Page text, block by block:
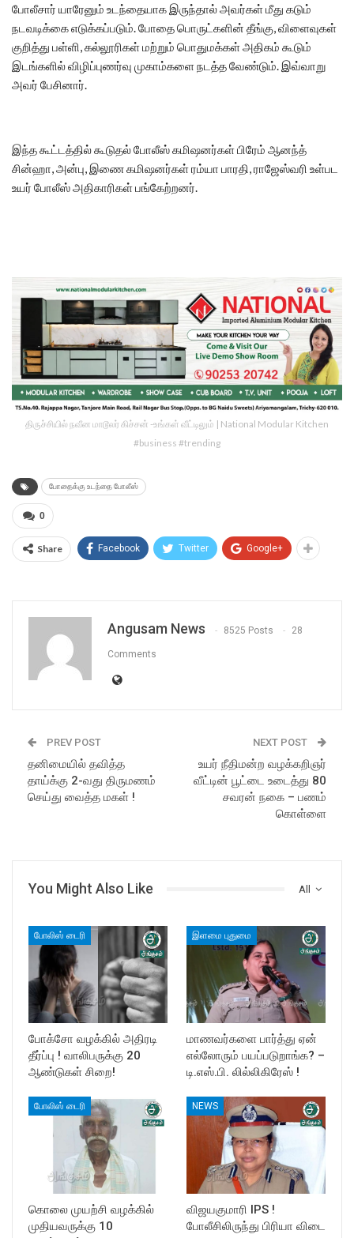
போலீசார் யாரேனும் உடந்தையாக இருந்தால் அவர்கள் மீது கடும்
நடவடிக்கை எடுக்கப்படும். போதை பொருட்களின் தீங்கு, விளைவுகள்
குறித்து பள்ளி, கல்லூரிகள் மற்றும் பொதுமக்கள் அதிகம் கூடும்
இடங்களில் விழிப்புணர்வு முகாம்களை நடத்த வேண்டும். இவ்வாறு
அவர் பேசினார்.
இந்த கூட்டத்தில் கூடுதல் போலீஸ் கமிஷனர்கள் பிரேம் ஆனந்த்
சின்ஹா, அன்பு, இணை கமிஷனர்கள் ரம்யா பாரதி, ராஜேஸ்வரி உள்பட
உயர் போலீஸ் அதிகாரிகள் பங்கேற்றனர்.
திருச்சியில் நவீன மாடூலர் கிச்சன் -உங்கள் வீட்டிலும் | National Modular Kitchen
#business #trending
போதைக்கு உடந்தை போலீஸ்
0
Share Facebook Twitter Google+
Angusam News 8525 Posts 28
Comments
PREV POST
தனிமையில் தவித்த
தாய்க்கு 2-வது திருமணம்
செய்து வைத்த மகள் !
NEXT POST
உயர் நீதிமன்ற வழக்கறிஞர்
வீட்டின் பூட்டை உடைத்து 80
சவரன் நகை – பணம்
கொள்ளை
All
You Might Also Like
போலிஸ் டைரி
போக்சோ வழக்கில் அதிரடி
தீர்ப்பு ! வாலிபருக்கு 20
ஆண்டுகள் சிறை!
இளமை புதுமை
மாணவர்களை பார்த்து ஏன்
எல்லோரும் பயப்படுறாங்க? –
டி.எஸ்.பி. லில்லிகிரேஸ் !
போலிஸ் டைரி
கொலை முயற்சி வழக்கில்
முதியவருக்கு 10
NEWS
விஜயகுமாரி IPS !
போலீசிலிருந்து பிரியா விடை